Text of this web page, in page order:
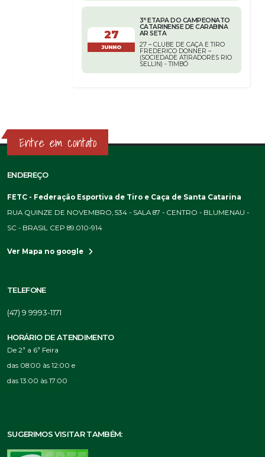
27
JUNHO
3ª ETAPA DO CAMPEONATO
CATARINENSE DE CARABINA
AR SETA
27 – CLUBE DE CAÇA E TIRO
FREDERICO DONNER –
(SOCIEDADE ATIRADORES RIO
SELLIN) - TIMBÓ
Entre em contato
ENDEREÇO
FETC - Federação Esportiva de Tiro e Caça de Santa Catarina
RUA QUINZE DE NOVEMBRO, 534 - SALA 87 - CENTRO - BLUMENAU -
SC - BRASIL CEP 89.010-914
Ver Mapa no google
TELEFONE
(47) 9 9993-1171
HORÁRIO DE ATENDIMENTO
De 2ª a 6ª Feira
das 08:00 às 12:00 e
das 13:00 às 17:00
SUGERIMOS VISITAR TAMBÉM: